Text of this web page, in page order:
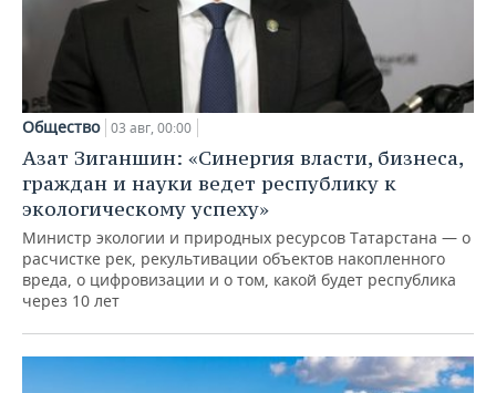
Общество 03 авг, 00:00
Азат Зиганшин: «Синергия власти, бизнеса,
граждан и науки ведет республику к
экологическому успеху»
Министр экологии и природных ресурсов Татарстана — о
расчистке рек, рекультивации объектов накопленного
вреда, о цифровизации и о том, какой будет республика
через 10 лет